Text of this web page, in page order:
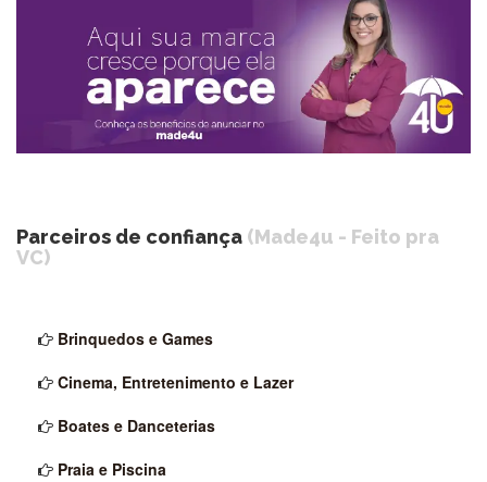
Parceiros de confiança (Made4u - Feito pra
VC)
Brinquedos e Games
Cinema, Entretenimento e Lazer
Boates e Danceterias
Praia e Piscina